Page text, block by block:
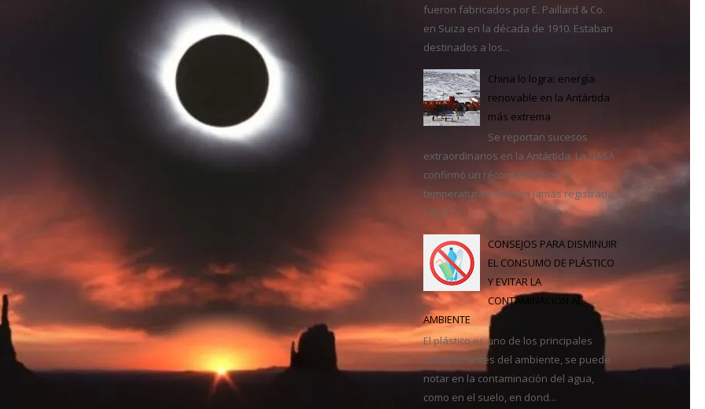
que tan sana es el agua en tu casa
fueron fabricados por E. Paillard & Co.
en Suiza en la década de 1910. Estaban
destinados a los...
China lo logra: energía
renovable en la Antártida
más extrema
Se reportan sucesos
extraordinarios en la Antártida. La NASA
confirmó un récord histórico: la
temperatura más baja jamás registrada,
–93,2 °...
CONSEJOS PARA DISMINUIR
EL CONSUMO DE PLÁSTICO
Y EVITAR LA
CONTAMINACIÓN AL
AMBIENTE
El plástico es uno de los principales
contaminantes del ambiente, se puede
notar en la contaminación del agua,
como en el suelo, en dond...